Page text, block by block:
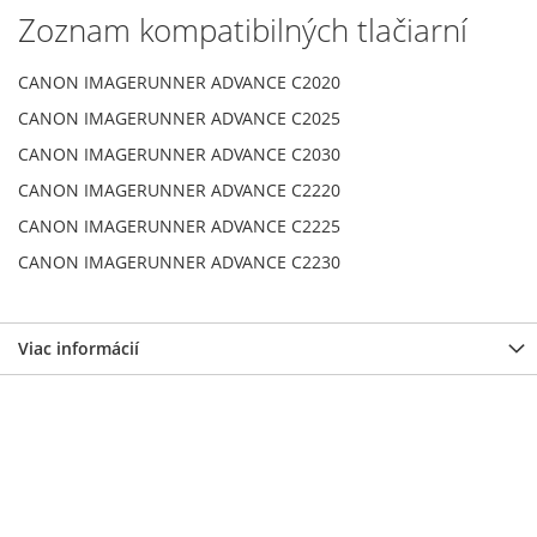
Zoznam kompatibilných tlačiarní
CANON IMAGERUNNER ADVANCE C2020
CANON IMAGERUNNER ADVANCE C2025
CANON IMAGERUNNER ADVANCE C2030
CANON IMAGERUNNER ADVANCE C2220
CANON IMAGERUNNER ADVANCE C2225
CANON IMAGERUNNER ADVANCE C2230
Viac informácií